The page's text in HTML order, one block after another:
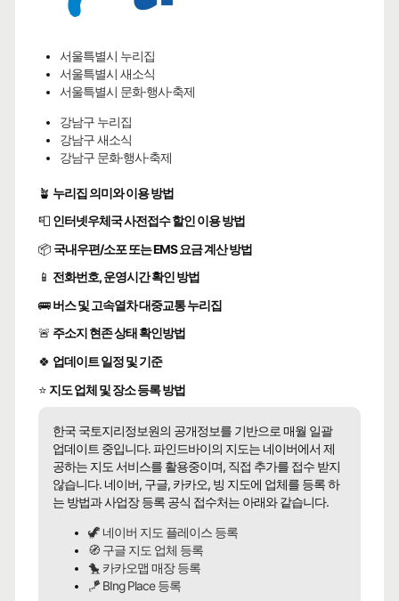
서울특별시 누리집
서울특별시 새소식
서울특별시 문화·행사·축제
강남구 누리집
강남구 새소식
강남구 문화·행사·축제
🪴 누리집 의미와 이용 방법
📮 인터넷우체국 사전접수 할인 이용 방법
📦 국내우편/소포 또는 EMS 요금 계산 방법
📱 전화번호, 운영시간 확인 방법
🚌버스 및 고속열차 대중교통 누리집
🚨 주소지 현존 상태 확인방법
🍀 업데이트 일정 및 기준
⭐ 지도 업체 및 장소 등록 방법
한국 국토지리정보원의 공개정보를 기반으로 매월 일괄
업데이트 중입니다. 파인드바이의 지도는 네이버에서 제
공하는 지도 서비스를 활용중이며, 직접 추가를 접수 받지
않습니다. 네이버, 구글, 카카오, 빙 지도에 업체를 등록 하
는 방법과 사업장 등록 공식 접수처는 아래와 같습니다.
🦖 네이버 지도 플레이스 등록
🧭 구글 지도 업체 등록
🐤 카카오맵 매장 등록
🪁 BIng Place 등록